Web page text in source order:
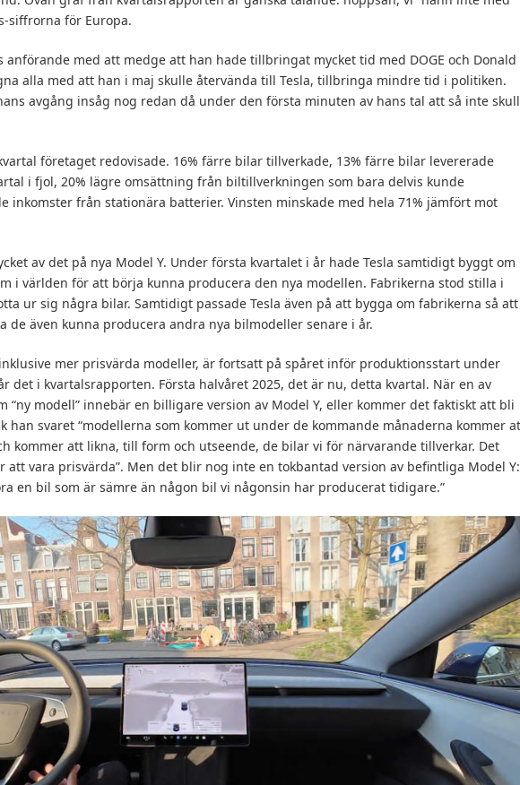
siffrorna för Europa.
anförande med att medge att han hade tillbringat mycket tid med DOGE och Donald
alla med att han i maj skulle återvända till Tesla, tillbringa mindre tid i politiken.
avgång insåg nog redan då under den första minuten av hans tal att så inte
företaget redovisade. 16% färre bilar tillverkade, 13% färre bilar levererade
i fjol, 20% lägre omsättning från biltillverkningen som bara delvis kunde
inkomster från stationära batterier. Vinsten minskade med hela 71% jämfört mot
av det på nya Model Y. Under första kvartalet i år hade Tesla samtidigt byggt om
i världen för att börja kunna producera den nya modellen. Fabrikerna stod stilla i
ur sig några bilar. Samtidigt passade Tesla även på att bygga om fabrikerna så att
de även kunna producera andra nya bilmodeller senare i år.
mer prisvärda modeller, är fortsatt på spåret inför produktionsstart under
det i kvartalsrapporten. Första halvåret 2025, det är nu, detta kvartal. När en av
“ny modell” innebär en billigare version av Model Y, eller kommer det faktiskt att bli
han svaret “modellerna som kommer ut under de kommande månaderna kommer
kommer att likna, till form och utseende, de bilar vi för närvarande tillverkar. Det
att vara prisvärda”. Men det blir nog inte en tokbantad version av befintliga Model Y:
en bil som är sämre än någon bil vi någonsin har producerat tidigare.”